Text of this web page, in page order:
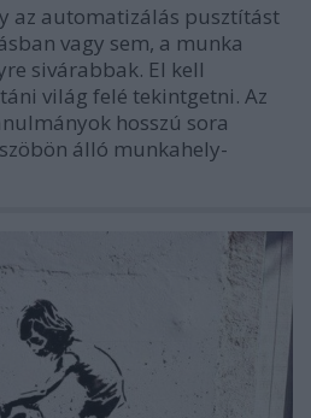
az automatizálás pusztítást
vagy sem, a munka
sivárabbak. El kell
világ felé tekintgetni. Az
hosszú sora
álló munkahely-